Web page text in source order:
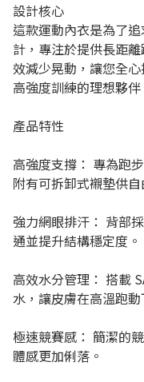
設計核心
這款運動內衣是為了
計，專注於提供長距
效減少晃動，讓您全
高強度訓練的理想夥伴
產品特性
高強度支撐： 專為跑
附有可拆卸式襯墊供自
強力網眼排汗： 背部
通並提升結構穩定度。
高效水分管理： 搭載
水，讓皮膚在高溫跑動
極速競賽感： 簡潔的
體感更加俐落。